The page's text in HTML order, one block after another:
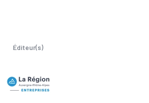
Éditeur(s)